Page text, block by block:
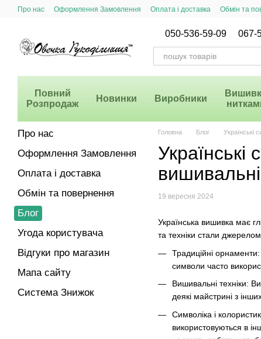
Перейти до основного контенту
Про нас Оформлення Замовлення Оплата і доставка Обмін та
050-536-59-09 067-
Повний
Розпродаж
Новинки Виробники
Головна Блог Українські
Українські
вишивальні
19 вересня 2024
Українська вишивка має
та техніки стали
Традиційні орнаменти:
символи часто
Вишивальні техніки:
деякі майстрині з
Символіка і
використовуються в
Про нас
Оформлення Замовлення
Оплата і доставка
Обмін та повернення
Блог
Угода користувача
Відгуки про магазин
Мапа сайту
Система Знижок